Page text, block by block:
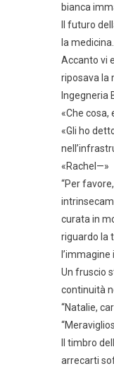
bianca
Il futuro
la medicina.
Accanto vi
riposava la
Ingegneria
«Che cosa,
«Gli ho
«Rachel—»
“Per
curata in
riguardo la
Un fruscio
continuità
“Natalie,
Il timbro
arrecarti